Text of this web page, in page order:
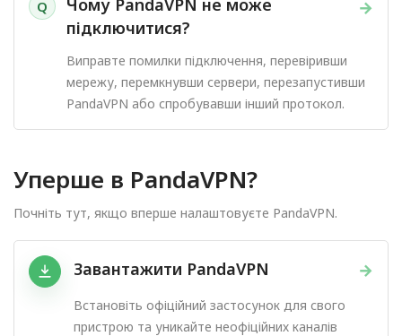
Q →
Чому PandaVPN не може
підключитися?
Виправте помилки підключення, перевіривши
мережу, перемкнувши сервери, перезапустивши
PandaVPN або спробувавши інший протокол.
Уперше в PandaVPN?
Почніть тут, якщо вперше налаштовуєте PandaVPN.
→
Завантажити PandaVPN
Встановіть офіційний застосунок для свого
пристрою та уникайте неофіційних каналів